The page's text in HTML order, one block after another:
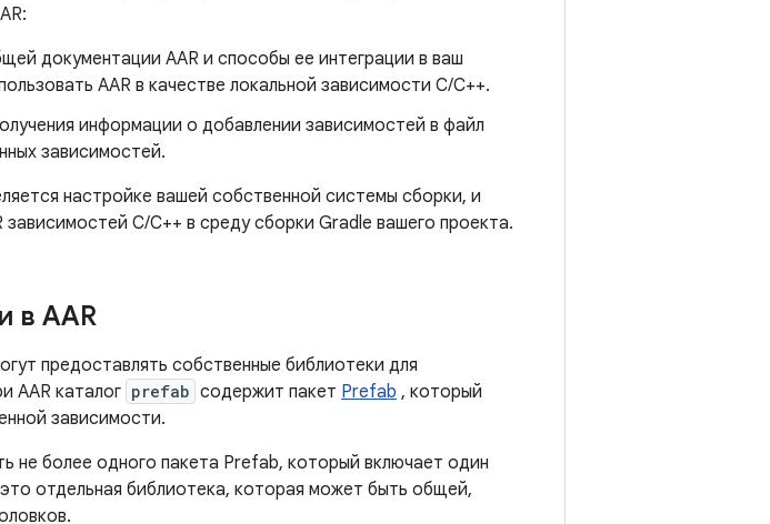
документации AAR и способы ее интеграции в ваш
AAR в качестве локальной зависимости C/C++.
информации о добавлении зависимостей в файл
зависимостей.
настройке вашей собственной системы сборки, и
C/C++ в среду сборки Gradle вашего проекта.
в AAR
предоставлять собственные библиотеки для
AAR каталог prefab содержит пакет Prefab , который
зависимости.
не более одного пакета Prefab, который включает один
отдельная библиотека, которая может быть общей,